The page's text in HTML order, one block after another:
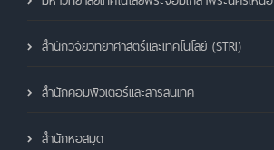
สำนักวิจัยวิทยาศาสตร์และเทคโนโลยี (STRI)
สำนักคอมพิวเตอร์และสารสนเทศ
สำนักหอสมุด